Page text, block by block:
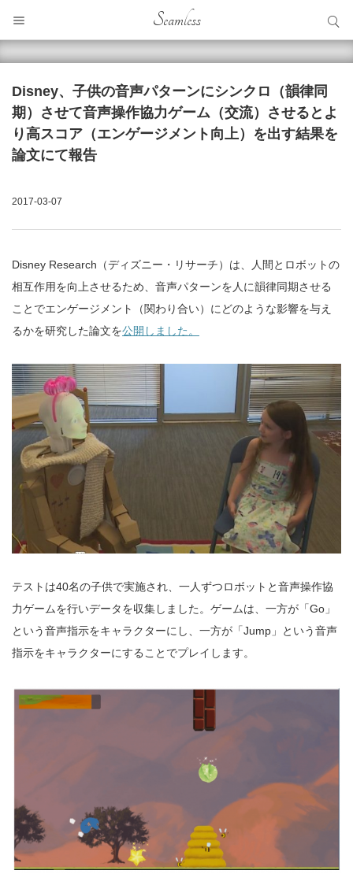
Seamless
Disney、子供の音声パターンにシンクロ（韻律同
期）させて音声操作協力ゲーム（交流）させるとよ
り高スコア（エンゲージメント向上）を出す結果を
論文にて報告
2017-03-07
Disney Research（ディズニー・リサーチ）は、人間とロボットの
相互作用を向上させるため、音声パターンを人に韻律同期させる
ことでエンゲージメント（関わり合い）にどのような影響を与え
るかを研究した論文を公開しました。
テストは40名の子供で実施され、一人ずつロボットと音声操作協
力ゲームを行いデータを収集しました。ゲームは、一方が「Go」
という音声指示をキャラクターにし、一方が「Jump」という音声
指示をキャラクターにすることでプレイします。
サイト内検索